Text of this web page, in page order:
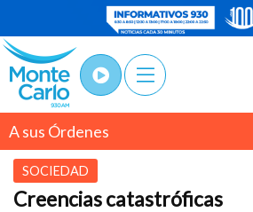
A sus Órdenes
SOCIEDAD
Creencias catastróficas